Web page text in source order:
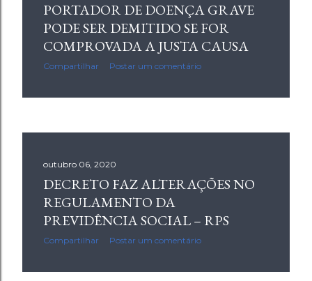
PORTADOR DE DOENÇA GRAVE
PODE SER DEMITIDO SE FOR
COMPROVADA A JUSTA CAUSA
Compartilhar Postar um comentário
outubro 06, 2020
DECRETO FAZ ALTERAÇÕES NO
REGULAMENTO DA
PREVIDÊNCIA SOCIAL – RPS
Compartilhar Postar um comentário